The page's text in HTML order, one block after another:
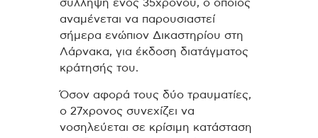
σύλληψη ενός 35χρονου, ο οποίος
αναμένεται να παρουσιαστεί
σήμερα ενώπιον Δικαστηρίου στη
Λάρνακα, για έκδοση διατάγματος
κράτησής του.
Όσον αφορά τους δύο τραυματίες,
ο 27χρονος συνεχίζει να
νοσηλεύεται σε κρίσιμη κατάσταση